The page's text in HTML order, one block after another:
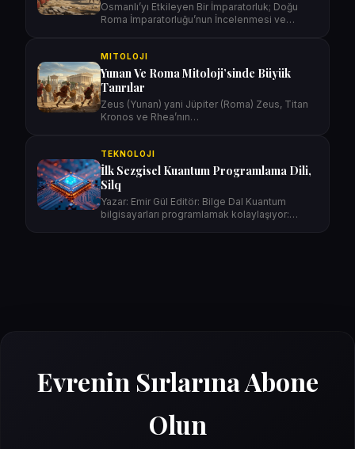
Osmanlı’yı Etkileyen Bir İmparatorluk; Doğu
Roma İmparatorluğu’nun İncelenmesi ve
MITOLOJI
Yunan Ve Roma Mitoloji’sinde Büyük
Tanrılar
Zeus (Yunan) yani Jüpiter (Roma) Zeus, Titan
Kronos ve Rhea’nın…
TEKNOLOJI
İlk Sezgisel Kuantum Programlama Dili,
Silq
Yazar: Emir Gül Editör: Bilge Dal Kuantum
bilgisayarları programlamak kolaylaşıyor:…
Evrenin Sırlarına Abone
Olun